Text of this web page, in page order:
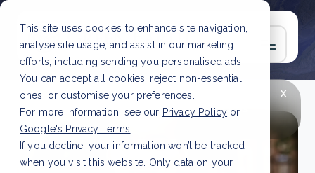
This site uses cookies to enhance site navigation,
analyse site usage, and assist in our marketing
efforts, including sending you personalised ads.
You can accept all cookies, reject non-essential
ones, or customise your preferences.
For more information, see our Privacy Policy or
Google's Privacy Terms
If you decline, your information won’t be tracked
when you visit this website. Only data on your
x
LAATSTE ARTIKEL
CSRD en uw positie als
leverancier: wat verandert er in 2026?Lees
artikel